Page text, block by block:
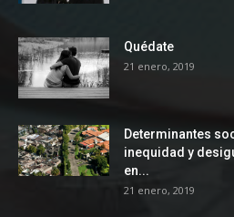
Quédate
21 enero, 2019
Determinantes
inequidad y
en...
21 enero, 2019